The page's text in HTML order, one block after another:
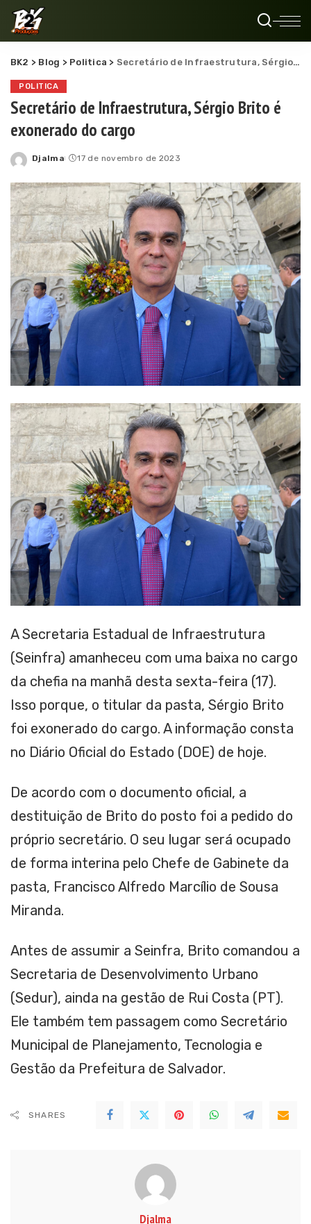
BK2 > Blog > Politica > Secretário de Infraestrutura, Sérgio Brito é exonerado do cargo
POLITICA
Secretário de Infraestrutura, Sérgio Brito é
exonerado do cargo
Posted
Djalma 17 de novembro de 2023
A Secretaria Estadual de Infraestrutura
(Seinfra) amanheceu com uma baixa no cargo
da chefia na manhã desta sexta-feira (17).
Isso porque, o titular da pasta, Sérgio Brito
foi exonerado do cargo. A informação consta
no Diário Oficial do Estado (DOE) de hoje.
De acordo com o documento oficial, a
destituição de Brito do posto foi a pedido do
próprio secretário. O seu lugar será ocupado
de forma interina pelo Chefe de Gabinete da
pasta, Francisco Alfredo Marcílio de Sousa
Miranda.
Antes de assumir a Seinfra, Brito comandou a
Secretaria de Desenvolvimento Urbano
(Sedur), ainda na gestão de Rui Costa (PT).
Ele também tem passagem como Secretário
Municipal de Planejamento, Tecnologia e
Gestão da Prefeitura de Salvador.
SHARES
Djalma